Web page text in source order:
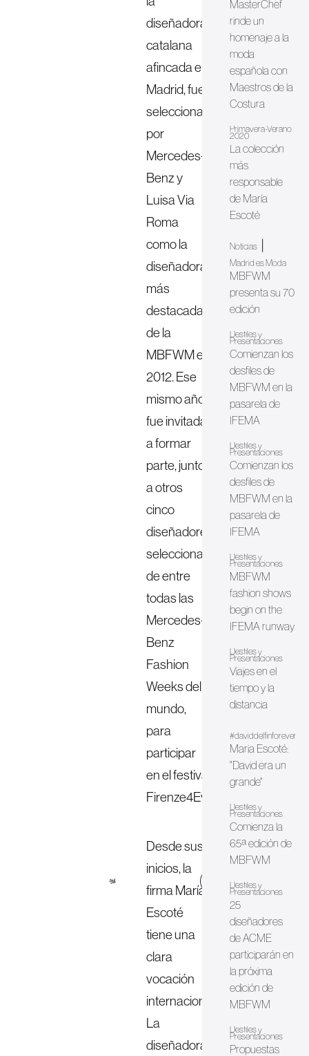
diseñadora
catalana
afincada en
Madrid, fue
seleccionada
por
Mercedes-
Benz y
Luisa Via
Roma
como la
diseñadora
más
destacada
de la
MBFWM en
2012. Ese
mismo año
fue invitada
a formar
parte, junto
a otros
cinco
diseñadores
seleccionados
de entre
todas las
Mercedes-
Benz
Fashion
Weeks del
mundo,
para
participar
en el festival
Firenze4Ever.
Desde sus
inicios, la
firma María
Escoté
tiene una
clara
vocación
internacional.
La
diseñadora
web
MasterChef
rinde un
homenaje a la
moda
española con
Maestros de la
Costura
Primavera-Verano
2020
La colección
más
responsable
de María
Escoté
Noticias|
Madrid es Moda
MBFWM
presenta su 70
edición
Desfiles y
Presentaciones
Comienzan los
desfiles de
MBFWM en la
pasarela de
IFEMA
Desfiles y
Presentaciones
Comienzan los
desfiles de
MBFWM en la
pasarela de
IFEMA
Desfiles y
Presentaciones
MBFWM
fashion shows
begin on the
IFEMA runway
Desfiles y
Presentaciones
Viajes en el
tiempo y la
distancia
#daviddelfinforever
Maria Escoté:
"David era un
grande"
Desfiles y
Presentaciones
Comienza la
65ª edición de
MBFWM
Desfiles y
Presentaciones
25
diseñadores
de ACME
participarán en
la próxima
edición de
MBFWM
Desfiles y
Presentaciones
Propuestas